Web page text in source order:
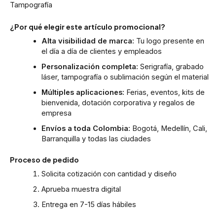
Tampografía
¿Por qué elegir este artículo promocional?
Alta visibilidad de marca: Tu logo presente en
el día a día de clientes y empleados
Personalización completa: Serigrafía, grabado
láser, tampografía o sublimación según el material
Múltiples aplicaciones: Ferias, eventos, kits de
bienvenida, dotación corporativa y regalos de
empresa
Envíos a toda Colombia: Bogotá, Medellín, Cali,
Barranquilla y todas las ciudades
Proceso de pedido
Solicita cotización con cantidad y diseño
Aprueba muestra digital
Entrega en 7-15 días hábiles